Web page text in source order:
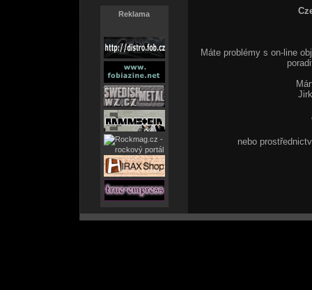
Reklama
Máte problémy s on-line
nebo